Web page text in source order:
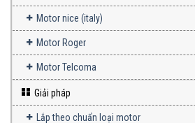
Motor nice (italy)
Motor Roger
Motor Telcoma
Giải pháp
Lắp theo chuẩn loại motor